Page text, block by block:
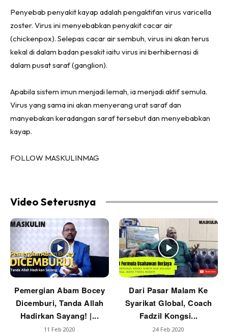
Penyebab penyakit kayap adalah pengaktifan virus varicella
zoster. Virus ini menyebabkan penyakit cacar air
(chickenpox). Selepas cacar air sembuh, virus ini akan terus
kekal di dalam badan pesakit iaitu virus ini berhibernasi di
dalam pusat saraf (ganglion).
Apabila sistem imun menjadi lemah, ia menjadi aktif semula.
Virus yang sama ini akan menyerang urat saraf dan
manyebakan keradangan saraf tersebut dan menyebabkan
kayap.
FOLLOW MASKULINMAG
Video Seterusnya
Pemergian Abam Bocey
Dicemburi, Tanda Allah
Hadirkan Sayang! |...
11 Feb 2020
Dari Pasar Malam Ke
Syarikat Global, Coach
Fadzil Kongsi...
24 Feb 2020